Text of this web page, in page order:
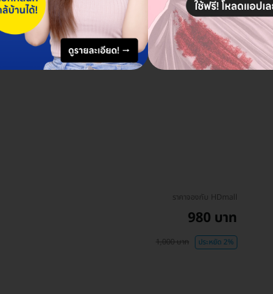
ราคาจองกับ HDmall
980 บาท
1,000 บาท ประหยัด 2%